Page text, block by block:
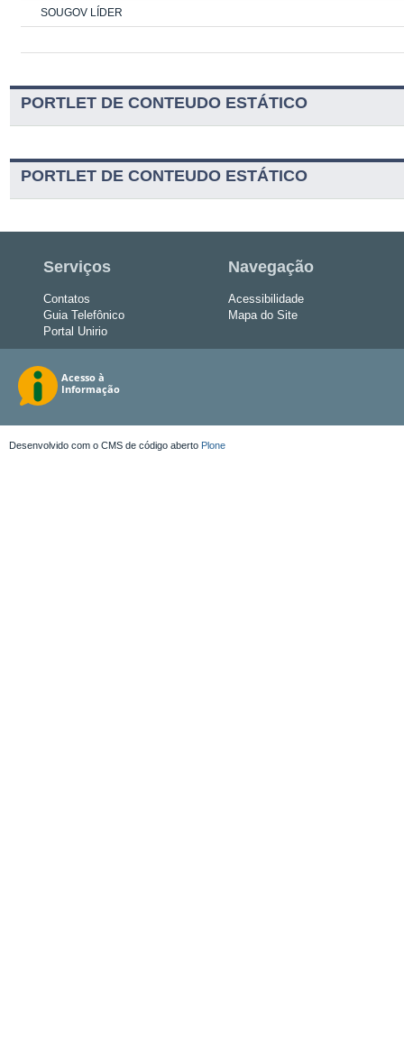
SOUGOV LÍDER
PORTLET DE CONTEUDO ESTÁTICO
PORTLET DE CONTEUDO ESTÁTICO
Serviços
Contatos
Guia Telefônico
Portal Unirio
Navegação
Acessibilidade
Mapa do Site
Desenvolvido com o CMS de código aberto Plone